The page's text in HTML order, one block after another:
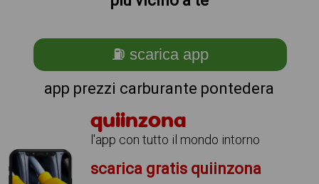
⛽ scarica app
app prezzi carburante pontedera
quiinzona
l'app con tutto il mondo intorno
scarica gratis quiinzona